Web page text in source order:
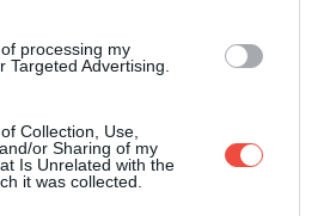
processing my
Targeted Advertising.
Collection, Use,
or Sharing of my
Is Unrelated with the
it was collected.
7 európai légitársasággal
ki, hogyaz utasok
számítanak , hogy az árak
hanem egy felvihető